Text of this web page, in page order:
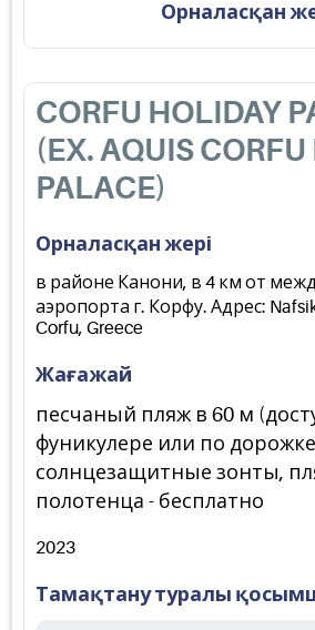
Орналасқан
CORFU HOLIDAY
(EX. AQUIS
PALACE)
Орналасқан жері
в районе Канони, в 4 км от
аэропорта г. Корфу. Адрес:
Corfu, Greece
Жағажай
песчаный пляж в 60 м
фуникулере или по
солнцезащитные зонты,
полотенца - бесплатно
2023
Тамақтану туралы